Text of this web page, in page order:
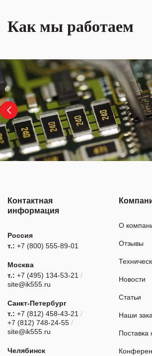
Как мы работаем
Контактная
информация
Россия
т.: +7 (800) 555-89-01
Москва
т.: +7 (495) 134-53-21 /
site@ik555.ru
Санкт-Петербург
т.: +7 (812) 458-43-21 /
+7 (812) 748-24-55 /
site@ik555.ru
Челябинск
О
Отзывы
Новости
Статьи
Наши
Поставка